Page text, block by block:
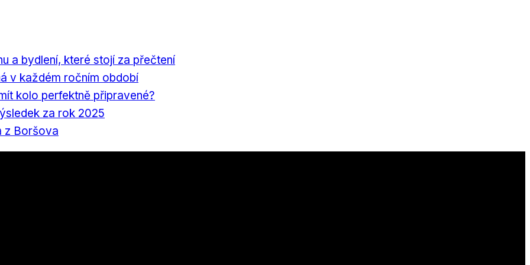
a bydlení, které stojí za přečtení
v každém ročním období
kolo perfektně připravené?
za rok 2025
z Boršova